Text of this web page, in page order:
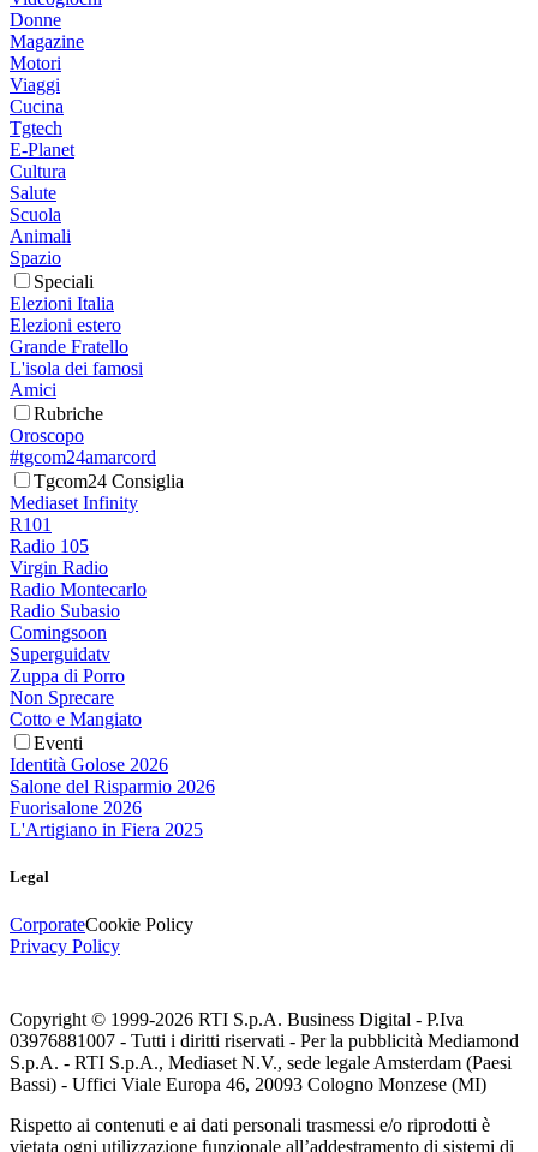
Donne
Magazine
Motori
Viaggi
Cucina
Tgtech
E-Planet
Cultura
Salute
Scuola
Animali
Spazio
Speciali
Elezioni Italia
Elezioni estero
Grande Fratello
L'isola dei famosi
Amici
Rubriche
Oroscopo
#tgcom24amarcord
Tgcom24 Consiglia
Mediaset Infinity
R101
Radio 105
Virgin Radio
Radio Montecarlo
Radio Subasio
Comingsoon
Superguidatv
Zuppa di Porro
Non Sprecare
Cotto e Mangiato
Eventi
Identità Golose 2026
Salone del Risparmio 2026
Fuorisalone 2026
L'Artigiano in Fiera 2025
Legal
CorporateCookie Policy
Privacy Policy
Copyright © 1999-2026 RTI S.p.A. Business Digital - P.Iva
03976881007 - Tutti i diritti riservati - Per la pubblicità Mediamond
S.p.A. - RTI S.p.A., Mediaset N.V., sede legale Amsterdam (Paesi
Bassi) - Uffici Viale Europa 46, 20093 Cologno Monzese (MI)
Rispetto ai contenuti e ai dati personali trasmessi e/o riprodotti è
vietata ogni utilizzazione funzionale all’addestramento di sistemi di